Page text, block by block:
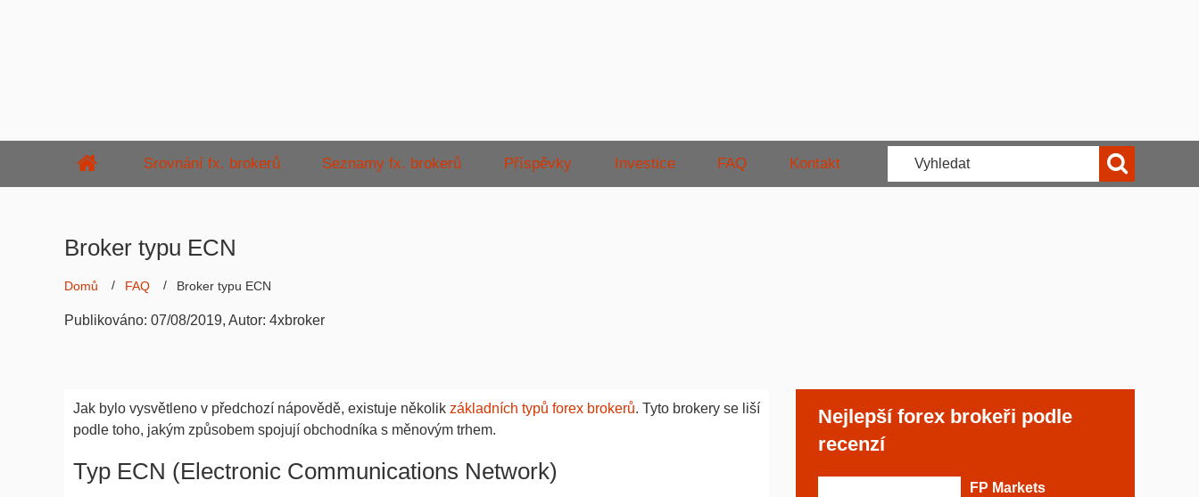
Srovnání fx. brokerů Seznamy fx. brokerů Příspěvky Investice FAQ Kontakt
Broker typu ECN
Domů FAQ Broker typu ECN
Publikováno: 07/08/2019, Autor: 4xbroker
Jak bylo vysvětleno v předchozí nápovědě, existuje několik základních typů forex brokerů. Tyto brokery se liší
podle toho, jakým způsobem spojují obchodníka s měnovým trhem.
Typ ECN (Electronic Communications Network)
Nejlepší forex brokeři podle
recenzí
FP Markets